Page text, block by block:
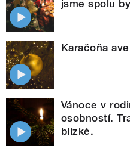
jsme spolu
Karačoňa
Vánoce v
osobností.
blízké.